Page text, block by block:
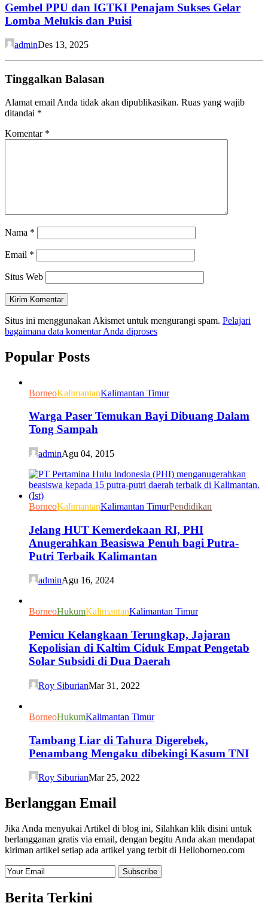
Gembel PPU dan IGTKI Penajam Sukses Gelar
Lomba Melukis dan Puisi
adminDes 13, 2025
Tinggalkan Balasan
Alamat email Anda tidak akan dipublikasikan. Ruas yang wajib
ditandai *
Komentar *
Nama *
Email *
Situs Web
Situs ini menggunakan Akismet untuk mengurangi spam. Pelajari
bagaimana data komentar Anda diproses
Popular Posts
BorneoKalimantanKalimantan Timur
Warga Paser Temukan Bayi Dibuang Dalam
Tong Sampah
adminAgu 04, 2015
BorneoKalimantanKalimantan TimurPendidikan
Jelang HUT Kemerdekaan RI, PHI
Anugerahkan Beasiswa Penuh bagi Putra-
Putri Terbaik Kalimantan
adminAgu 16, 2024
BorneoHukumKalimantanKalimantan Timur
Pemicu Kelangkaan Terungkap, Jajaran
Kepolisian di Kaltim Ciduk Empat Pengetab
Solar Subsidi di Dua Daerah
Roy SiburianMar 31, 2022
BorneoHukumKalimantan Timur
Tambang Liar di Tahura Digerebek,
Penambang Mengaku dibekingi Kasum TNI
Roy SiburianMar 25, 2022
Berlanggan Email
Jika Anda menyukai Artikel di blog ini, Silahkan klik disini untuk
berlangganan gratis via email, dengan begitu Anda akan mendapat
kiriman artikel setiap ada artikel yang terbit di Helloborneo.com
Berita Terkini